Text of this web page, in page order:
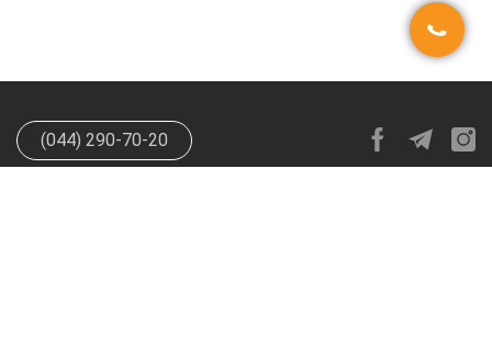
(044) 290-70-20